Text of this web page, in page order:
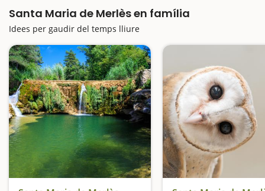
Santa Maria de Merlès en família
Idees per gaudir del temps lliure